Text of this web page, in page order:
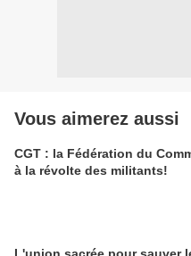
Vous aimerez aussi
CGT : la Fédération du
à la révolte des militants!